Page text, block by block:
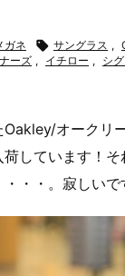
ガネ  サングラス ,
ーズ , イチロー , シ
オークリ
荷しています！そ
・・。寂しいで